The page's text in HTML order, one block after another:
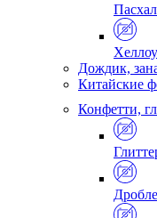
Дождик,
Китайские
Конфетти,